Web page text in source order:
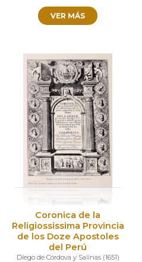
VER MÁS
Coronica de la
Religiossissima Provincia
de los Doze Apostoles
del Perú
Diego de Córdova y Salinas(1651)